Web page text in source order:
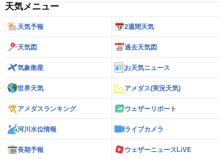
天気メニュー
天気予報 2週間天気
天気図 過去天気図
気象衛星 お天気ニュース
世界天気 アメダス(実況天気)
アメダスランキング ウェザーリポート
河川水位情報 ライブカメラ
長期予報 ウェザーニュースLiVE